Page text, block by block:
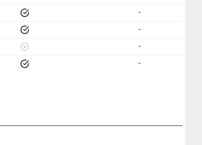
-
-
-
-